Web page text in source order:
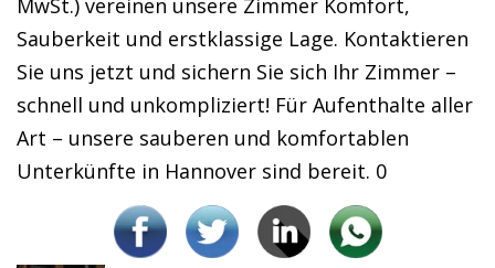
MwSt.) vereinen unsere Zimmer Komfort,
Sauberkeit und erstklassige Lage. Kontaktieren
Sie uns jetzt und sichern Sie sich Ihr Zimmer –
schnell und unkompliziert! Für Aufenthalte aller
Art – unsere sauberen und komfortablen
Unterkünfte in Hannover sind bereit. 0